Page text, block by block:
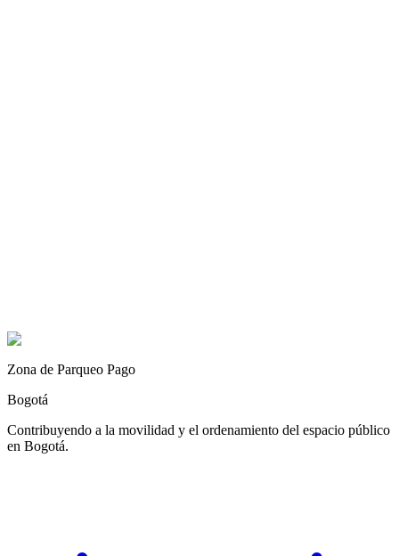
App Store
Zona de Parqueo Pago
Bogotá
Contribuyendo a la movilidad y el ordenamiento del espacio público
en Bogotá.